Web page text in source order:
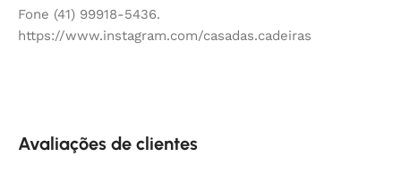
Fone (41) 99918-5436.
https://www.instagram.com/casadas.cadeiras
Avaliações de clientes